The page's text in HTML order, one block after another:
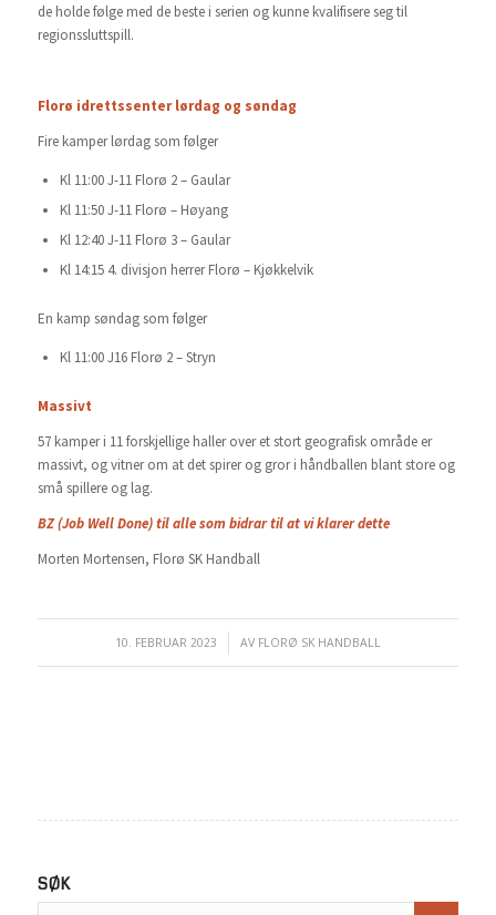
de holde følge med de beste i serien og kunne kvalifisere seg til
regionssluttspill.
Florø idrettssenter lørdag og søndag
Fire kamper lørdag som følger
Kl 11:00 J-11 Florø 2 – Gaular
Kl 11:50 J-11 Florø – Høyang
Kl 12:40 J-11 Florø 3 – Gaular
Kl 14:15 4. divisjon herrer Florø – Kjøkkelvik
En kamp søndag som følger
Kl 11:00 J16 Florø 2 – Stryn
Massivt
57 kamper i 11 forskjellige haller over et stort geografisk område er
massivt, og vitner om at det spirer og gror i håndballen blant store og
små spillere og lag.
BZ (Job Well Done) til alle som bidrar til at vi klarer dette
Morten Mortensen, Florø SK Handball
10. FEBRUAR 2023
/ AV FLORØ SK HANDBALL
SØK